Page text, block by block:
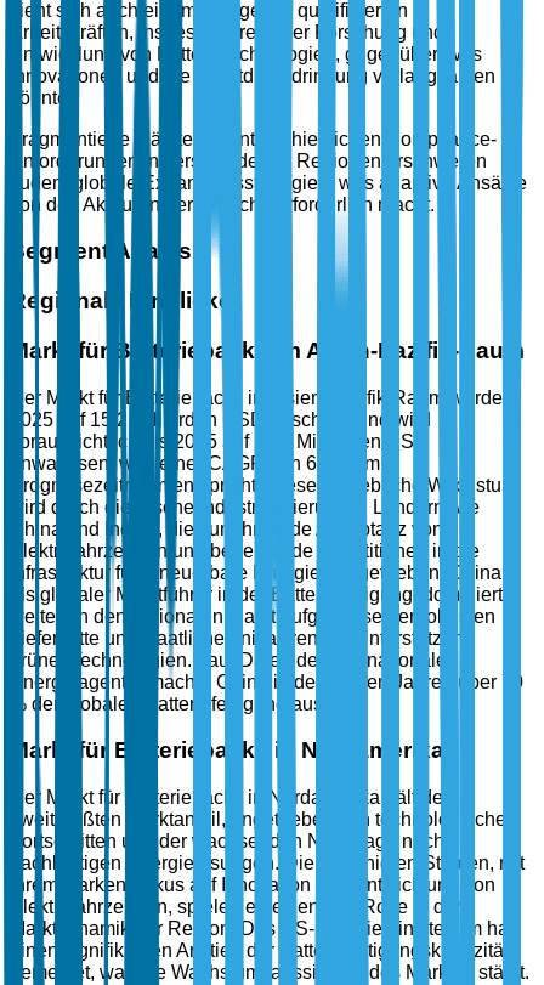
sieht sich auch einem Mangel an qualifizierten
Arbeitskräften, insbesondere in der Forschung und
Entwicklung von Batterietechnologien, gegenüber, was
Innovationen und die Marktdurchdringung verlangsamen
könnte.
Fragmentierte Märkte mit unterschiedlichen Compliance-
Anforderungen in verschiedenen Regionen erschweren
zudem globale Expansionsstrategien, was adaptive Ansätze
von den Akteuren der Branche erforderlich macht.
Segment Analysis
Regionale Einblicke
Markt für Batteriepacks im Asien-Pazifik-Raum
Der Markt für Batteriepacks im Asien-Pazifik-Raum wurde
2025 auf 15,2 Milliarden USD geschätzt und wird
voraussichtlich bis 2035 auf 28,7 Milliarden USD
anwachsen, was einer CAGR von 6,5 % im
Prognosezeitraum entspricht. Dieses erhebliche Wachstum
wird durch die rasche Industrialisierung in Ländern wie
China und Indien, die zunehmende Akzeptanz von
Elektrofahrzeugen und bedeutende Investitionen in die
Infrastruktur für erneuerbare Energien angetrieben. China,
als globaler Marktführer in der Batteriefertigung, dominiert
weiterhin den regionalen Markt aufgrund seiner robusten
Lieferkette und staatlicher Initiativen zur Unterstützung
grüner Technologien. Laut Daten der Internationalen
Energieagentur machte China in den letzten Jahren über 70
% der globalen Batteriefertigung aus.
Markt für Batteriepacks in Nordamerika
Der Markt für Batteriepacks in Nordamerika hält den
zweitgrößten Marktanteil, angetrieben von technologischen
Fortschritten und der wachsenden Nachfrage nach
nachhaltigen Energielösungen. Die Vereinigten Staaten, mit
ihrem starken Fokus auf Innovation und Entwicklung von
Elektrofahrzeugen, spielen eine zentrale Rolle in der
Marktdynamik der Region. Das US-Energieministerium hat
einen signifikanten Anstieg der Batteriefertigungskapazität
gemeldet, was die Wachstumsaussichten des Marktes stärkt.